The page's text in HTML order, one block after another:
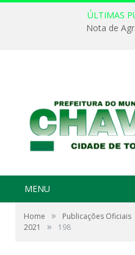
ÚLTIMAS
Nota de
MENU
Home » Publicações Oficiais
2021
» 198